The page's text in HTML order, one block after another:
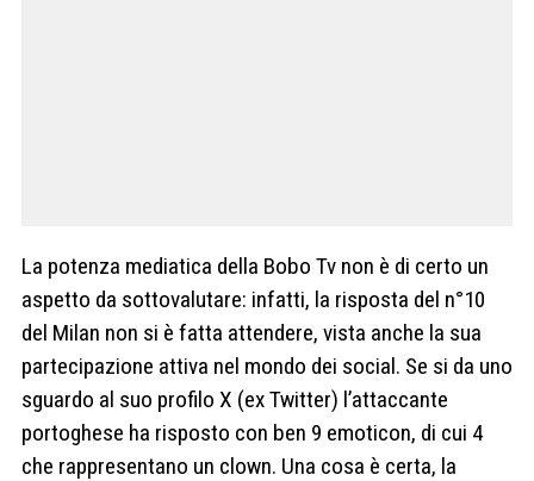
La potenza mediatica della Bobo Tv non è di certo un
aspetto da sottovalutare: infatti, la risposta del n°10
del Milan non si è fatta attendere, vista anche la sua
partecipazione attiva nel mondo dei social. Se si da uno
sguardo al suo profilo X (ex Twitter) l’attaccante
portoghese ha risposto con ben 9 emoticon, di cui 4
che rappresentano un clown. Una cosa è certa, la